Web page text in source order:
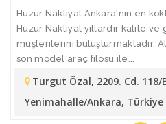
Huzur Nakliyat Ankara'nın en
Huzur Nakliyat yıllardır kalite
müşterilerini buluşturmaktadır.
son model araç filosu ile...
Turgut Özal, 2209. Cd. 118/
Yenimahalle/Ankara, Türkiye